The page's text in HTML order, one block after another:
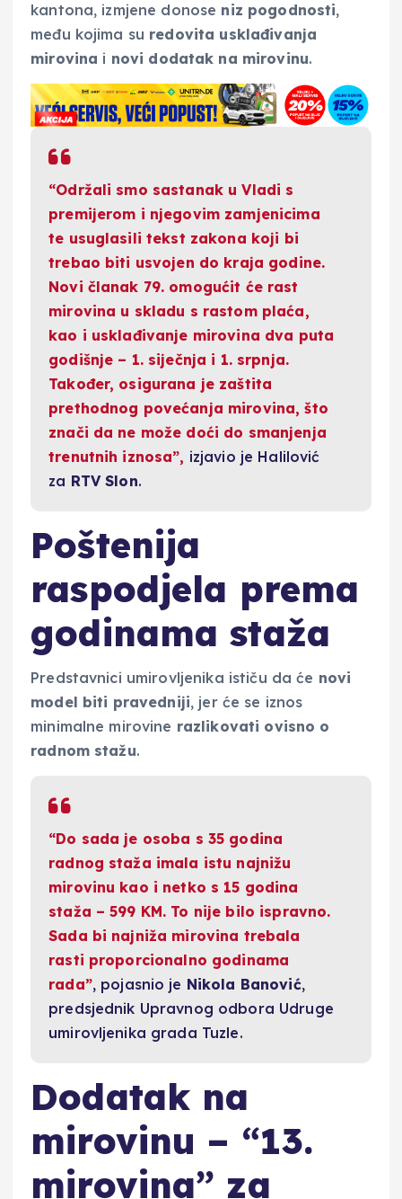
kantona, izmjene donose niz pogodnosti,
među kojima su redovita usklađivanja
mirovina i novi dodatak na mirovinu.
“Održali smo sastanak u Vladi s
premijerom i njegovim zamjenicima
te usuglasili tekst zakona koji bi
trebao biti usvojen do kraja godine.
Novi članak 79. omogućit će rast
mirovina u skladu s rastom plaća,
kao i usklađivanje mirovina dva puta
godišnje – 1. siječnja i 1. srpnja.
Također, osigurana je zaštita
prethodnog povećanja mirovina, što
znači da ne može doći do smanjenja
trenutnih iznosa”, izjavio je Halilović
za RTV Slon.
Poštenija
raspodjela prema
godinama staža
Predstavnici umirovljenika ističu da će novi
model biti pravedniji, jer će se iznos
minimalne mirovine razlikovati ovisno o
radnom stažu.
“Do sada je osoba s 35 godina
radnog staža imala istu najnižu
mirovinu kao i netko s 15 godina
staža – 599 KM. To nije bilo ispravno.
Sada bi najniža mirovina trebala
rasti proporcionalno godinama
rada”, pojasnio je Nikola Banović,
predsjednik Upravnog odbora Udruge
umirovljenika grada Tuzle.
Dodatak na
mirovinu – “13.
mirovina” za